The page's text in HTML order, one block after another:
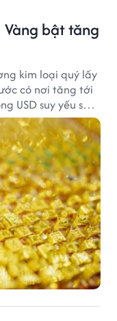
bật tăng
kim loại quý lấy
có nơi tăng tới
USD suy yếu sau